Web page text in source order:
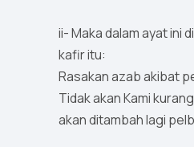
ii- Maka dalam ayat ini
kafir itu:
Rasakan azab akibat
Tidak akan Kami
akan ditambah lagi